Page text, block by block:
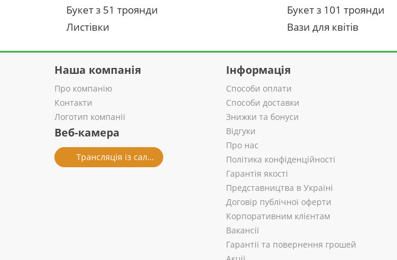
Букет з 51 троянди
Букет з 101 троянди
Листівки
Вази для квітів
Наша компанія
Про компанію
Контакти
Логотип компанії
Веб-камера
Трансляція із салону
Інформація
Способи оплати
Способи доставки
Знижки та бонуси
Відгуки
Про нас
Політика конфіденційності
Гарантія якості
Представництва в Україні
Договір публічної оферти
Корпоративним клієнтам
Вакансії
Гарантії та повернення грошей